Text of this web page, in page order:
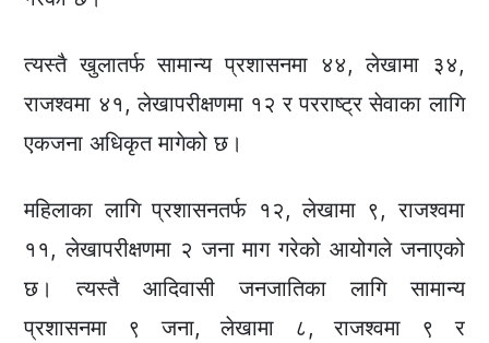
त्यस्तै खुलातर्फ सामान्य प्रशासनमा ४४, लेखामा ३४,
राजश्वमा ४१, लेखापरीक्षणमा १२ र परराष्ट्र सेवाका लागि
एकजना अधिकृत मागेको छ।
महिलाका लागि प्रशासनतर्फ १२, लेखामा ९, राजश्वमा
११, लेखापरीक्षणमा २ जना माग गरेको आयोगले जनाएको
छ। त्यस्तै आदिवासी जनजातिका लागि सामान्य
प्रशासनमा ९ जना, लेखामा ८, राजश्वमा ९ र